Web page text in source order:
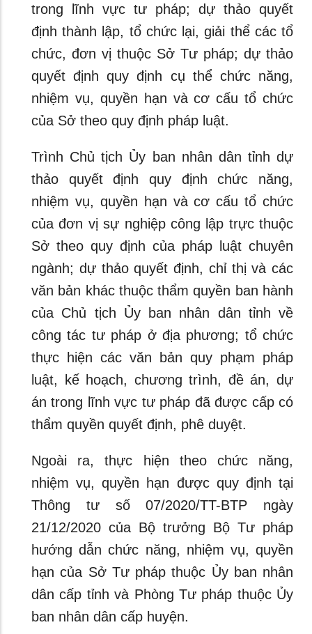
trong lĩnh vực tư pháp; dự thảo quyết
định thành lập, tổ chức lại, giải thể các tổ
chức, đơn vị thuộc Sở Tư pháp; dự thảo
quyết định quy định cụ thể chức năng,
nhiệm vụ, quyền hạn và cơ cấu tổ chức
của Sở theo quy định pháp luật.
Trình Chủ tịch Ủy ban nhân dân tỉnh dự
thảo quyết định quy định chức năng,
nhiệm vụ, quyền hạn và cơ cấu tổ chức
của đơn vị sự nghiệp công lập trực thuộc
Sở theo quy định của pháp luật chuyên
ngành; dự thảo quyết định, chỉ thị và các
văn bản khác thuộc thẩm quyền ban hành
của Chủ tịch Ủy ban nhân dân tỉnh về
công tác tư pháp ở địa phương; tổ chức
thực hiện các văn bản quy phạm pháp
luật, kế hoạch, chương trình, đề án, dự
án trong lĩnh vực tư pháp đã được cấp có
thẩm quyền quyết định, phê duyệt.
Ngoài ra, thực hiện theo chức năng,
nhiệm vụ, quyền hạn được quy định tại
Thông tư số 07/2020/TT-BTP ngày
21/12/2020 của Bộ trưởng Bộ Tư pháp
hướng dẫn chức năng, nhiệm vụ, quyền
hạn của Sở Tư pháp thuộc Ủy ban nhân
dân cấp tỉnh và Phòng Tư pháp thuộc Ủy
ban nhân dân cấp huyện.